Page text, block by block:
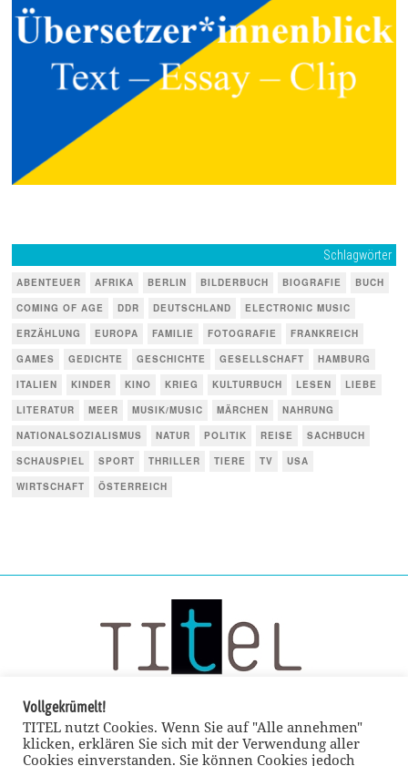
Schlagwörter
ABENTEUER AFRIKA BERLIN BILDERBUCH BIOGRAFIE
BUCH
COMING OF AGE
DDR DEUTSCHLAND
ELECTRONIC MUSIC
ERZÄHLUNG
EUROPA FAMILIE FOTOGRAFIE
FRANKREICH
GAMES
GEDICHTE GESCHICHTE GESELLSCHAFT
HAMBURG
ITALIEN
KINDER KINO KRIEG KULTURBUCH LESEN
LIEBE
LITERATUR
MEER MUSIK/MUSIC MÄRCHEN
NAHRUNG
NATIONALSOZIALISMUS
NATUR POLITIK REISE
SACHBUCH
SCHAUSPIEL
SPORT THRILLER TIERE TV
USA
WIRTSCHAFT
ÖSTERREICH
Vollgekrümelt!
TITEL nutzt Cookies. Wenn Sie auf "Alle annehmen"
klicken, erklären Sie sich mit der Verwendung aller
Cookies einverstanden. Sie können Cookies jedoch